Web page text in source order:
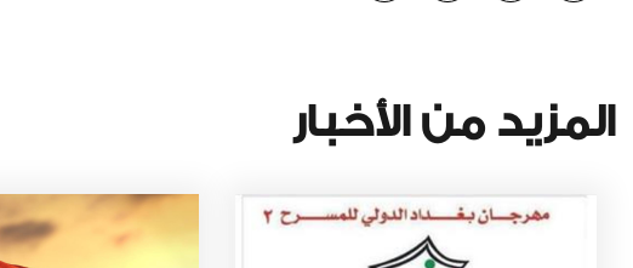
المزيد من الأخبار